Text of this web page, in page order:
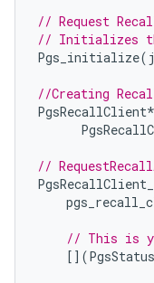
// Request
// Initializes the
Pgs_initialize(
//Creating
PgsRecallClient*
//
// This is
[](